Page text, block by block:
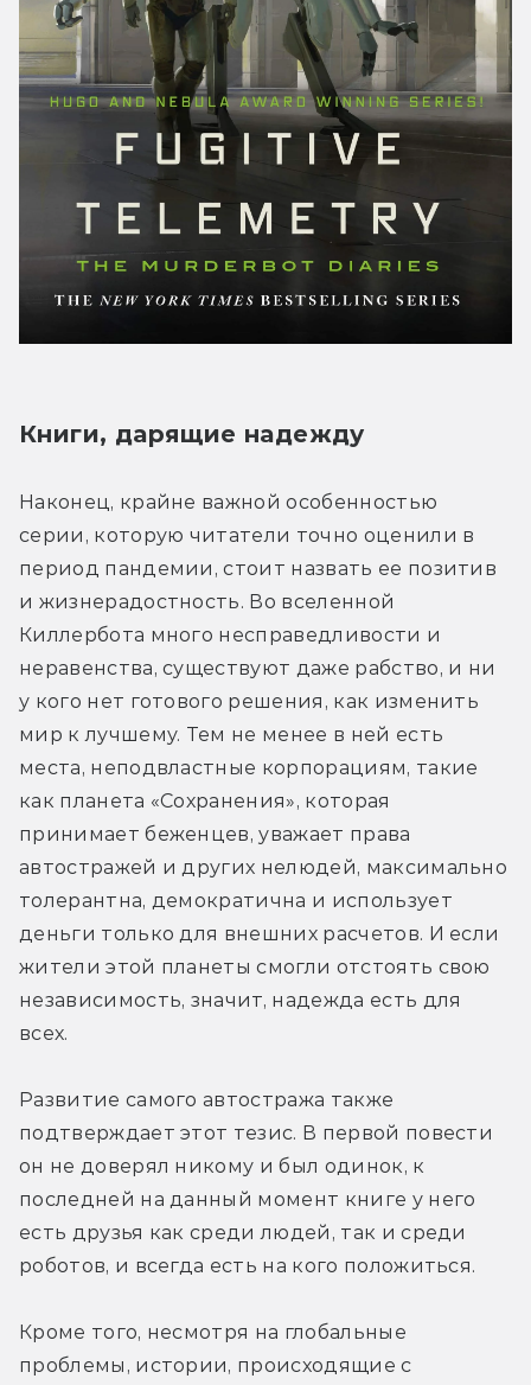
Книги, дарящие надежду
Наконец, крайне важной особенностью
серии, которую читатели точно оценили в
период пандемии, стоит назвать ее позитив
и жизнерадостность. Во вселенной
Киллербота много несправедливости и
неравенства, существуют даже рабство, и ни
у кого нет готового решения, как изменить
мир к лучшему. Тем не менее в ней есть
места, неподвластные корпорациям, такие
как планета «Сохранения», которая
принимает беженцев, уважает права
автостражей и других нелюдей, максимально
толерантна, демократична и использует
деньги только для внешних расчетов. И если
жители этой планеты смогли отстоять свою
независимость, значит, надежда есть для
всех.
Развитие самого автостража также
подтверждает этот тезис. В первой повести
он не доверял никому и был одинок, к
последней на данный момент книге у него
есть друзья как среди людей, так и среди
роботов, и всегда есть на кого положиться.
Кроме того, несмотря на глобальные
проблемы, истории, происходящие с